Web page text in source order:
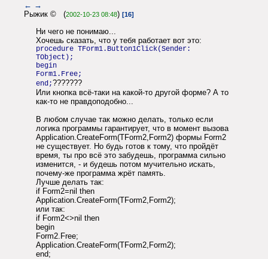
← →
Рыжик © (2002-10-23 08:48) [16]
Ни чего не понимаю...
Хочешь сказать, что у тебя работает вот это:
procedure TForm1.Button1Click(Sender:
TObject);
begin
Form1.Free;
end;???????
Или кнопка всё-таки на какой-то другой форме? А то
как-то не правдоподобно...
В любом случае так можно делать, только если
логика программы гарантирует, что в момент вызова
Application.CreateForm(TForm2,Form2) формы Form2
не существует. Но будь готов к тому, что пройдёт
время, ты про всё это забудешь, программа сильно
изменится, - и будешь потом мучительно искать,
почему-же программа жрёт память.
Лучше делать так:
if Form2=nil then
Application.CreateForm(TForm2,Form2);
или так:
if Form2<>nil then
begin
Form2.Free;
Application.CreateForm(TForm2,Form2);
end;